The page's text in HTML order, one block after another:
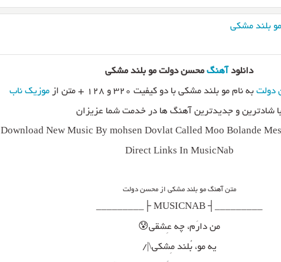
بلند مشکی
دانلود آهنگمحسن دولت مو بلند مشکی
دولت به نام مو بلند مشکی با دو کیفیت ۳۲۰ و ۱۲۸ + متن از
موزیک ناب
شادترین و جدیدترین آهنگ ها در خدمت شما عزیزان
Download New Music By mohsen Dovlat Called Moo Bolande
Direct Links In MusicNab
متن آهنگ مو بلند مشکی از محسن دولت
_________┤ MUSICNAB ├_________
من دارَم، چه عِشقی😰
یه مو، بُلند مِشکی\|/